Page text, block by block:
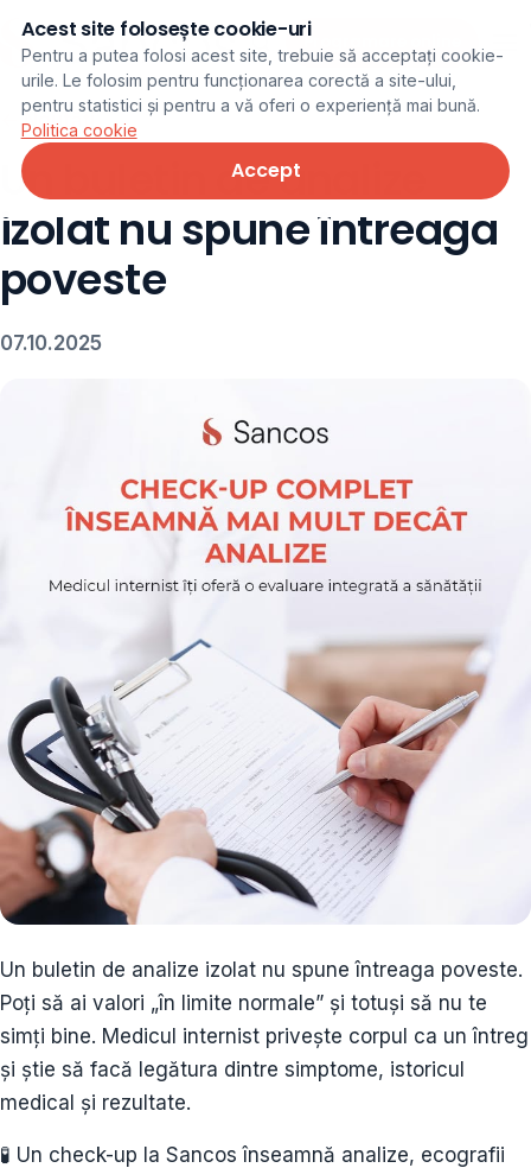
Programare online
← Noutăți
Un buletin de analize
izolat nu spune întreaga
poveste
07.10.2025
Un buletin de analize izolat nu spune întreaga poveste.
Poți să ai valori „în limite normale” și totuși să nu te
simți bine. Medicul internist privește corpul ca un întreg
și știe să facă legătura dintre simptome, istoricul
medical și rezultate.
🧪 Un check-up la Sancos înseamnă analize, ecografii
Acest site folosește cookie-uri
Pentru a putea folosi acest site, trebuie să acceptați cookie-
urile. Le folosim pentru funcționarea corectă a site-ului,
pentru statistici și pentru a vă oferi o experiență mai bună.
Politica cookie
Accept